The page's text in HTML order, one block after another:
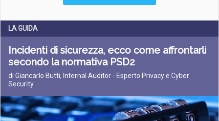
LA GUIDA
Incidenti di sicurezza, ecco come affrontarli
secondo la normativa PSD2
di Giancarlo Butti, Internal Auditor - Esperto Privacy e Cyber
Security